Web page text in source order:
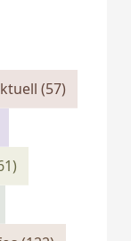
(57)